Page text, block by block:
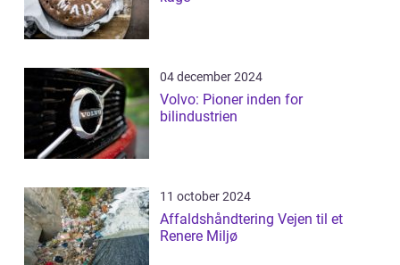
04 december 2024
Volvo: Pioner inden for
bilindustrien
11 october 2024
Affaldshåndtering Vejen til et
Renere Miljø